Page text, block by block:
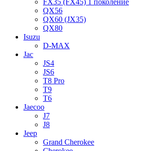
QX56
QX60 (JX35)
QX80
Isuzu
D-MAX
Jac
JS4
JS6
T8 Pro
T9
T6
Jaecoo
J7
J8
Jeep
Grand Cherokee